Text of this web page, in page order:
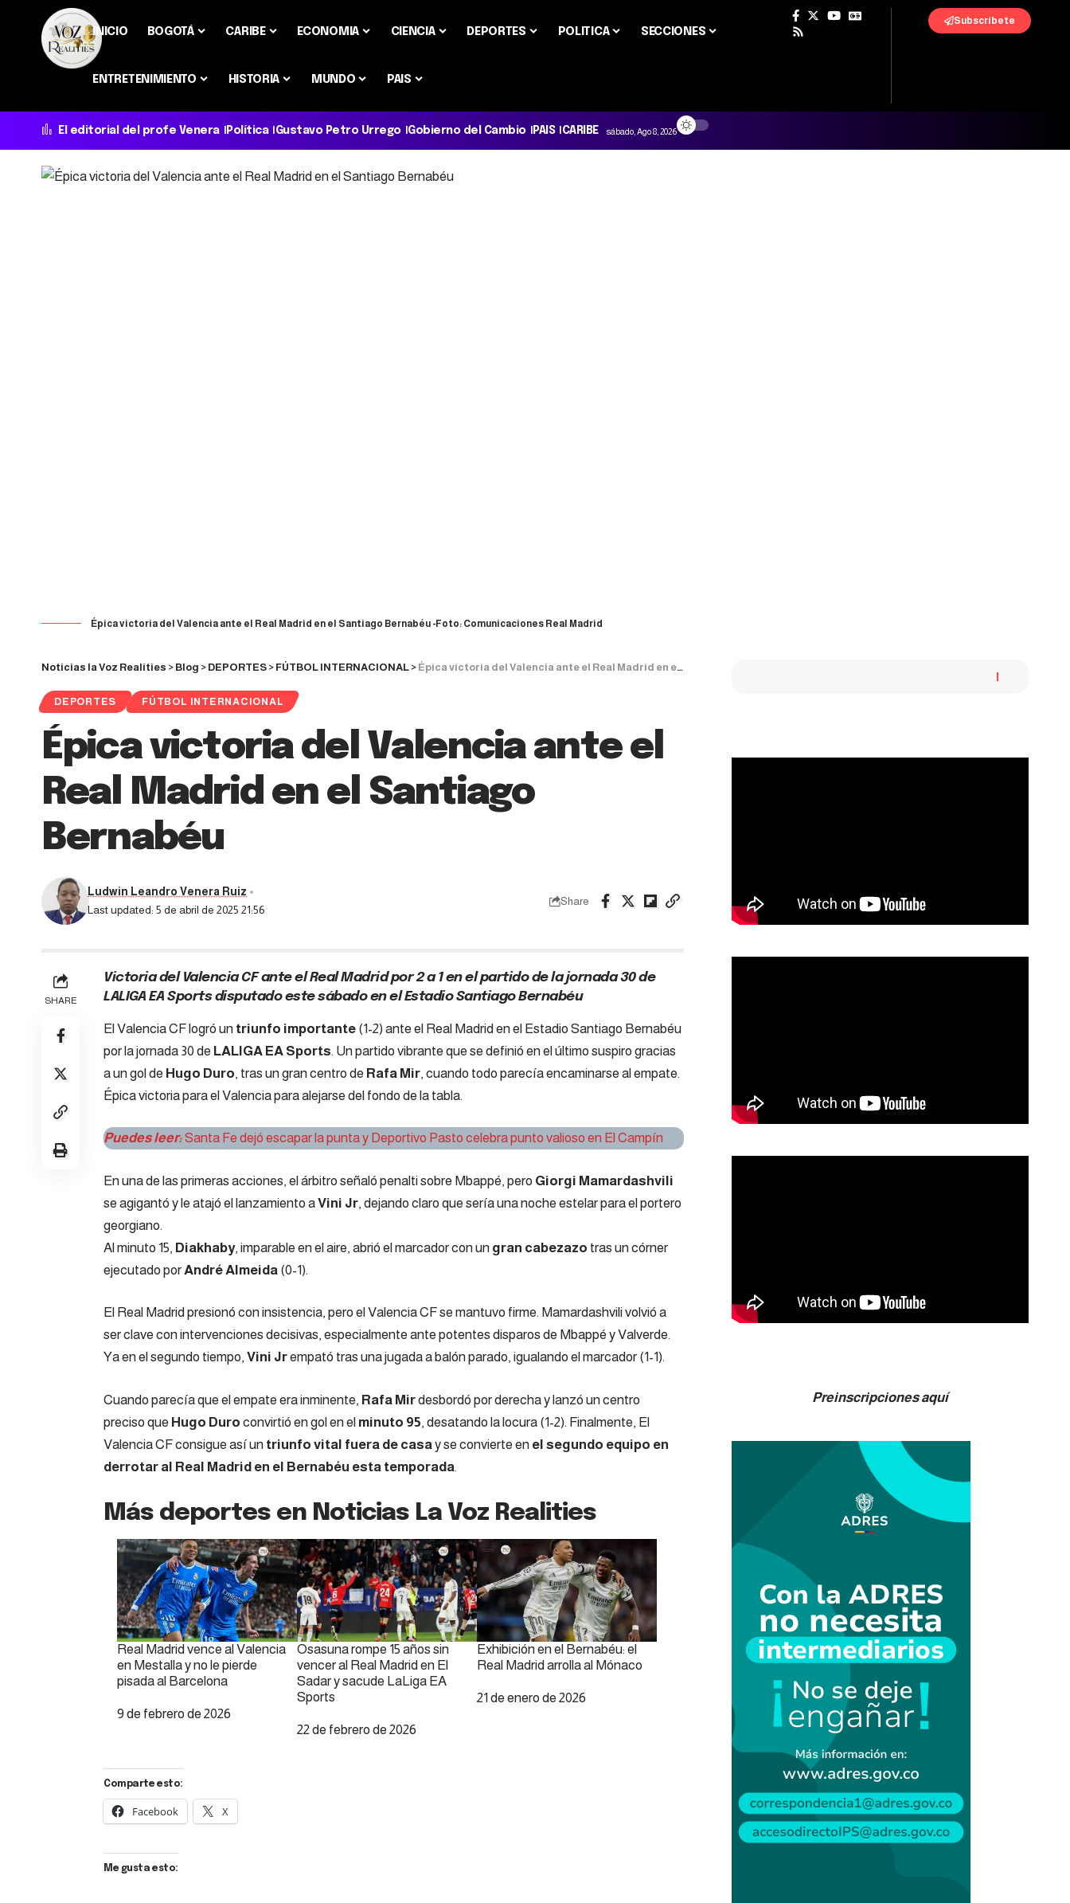
INICIO BOGOTÁ CARIBE ECONOMIA CIENCIA DEPORTES POLITICA SECCIONES
ENTRETENIMIENTO HISTORIA MUNDO PAIS
Subscribete
El editorial del profe Venera Política Gustavo Petro Urrego Gobierno del Cambio PAIS CARIBE sábado, Ago 8, 2026
Épica victoria del Valencia ante el Real Madrid en el Santiago Bernabéu -Foto: Comunicaciones Real Madrid
Noticias la Voz Realities > Blog > DEPORTES > FÚTBOL INTERNACIONAL > Épica victoria del Valencia ante el Real Madrid en el Santiago Bernabéu
DEPORTES FÚTBOL INTERNACIONAL
Épica victoria del Valencia ante el
Real Madrid en el Santiago
Bernabéu
Last updated: 5 de abril de 2025 21:56
Ludwin Leandro Venera Ruiz
Share
SHARE
Victoria del Valencia CF ante el Real Madrid por 2 a 1 en el partido de la jornada 30 de
LALIGA EA Sports disputado este sábado en el Estadio Santiago Bernabéu
El Valencia CF logró un triunfo importante (1-2) ante el Real Madrid en el Estadio Santiago Bernabéu
por la jornada 30 de LALIGA EA Sports. Un partido vibrante que se definió en el último suspiro gracias
a un gol de Hugo Duro, tras un gran centro de Rafa Mir, cuando todo parecía encaminarse al empate.
Épica victoria para el Valencia para alejarse del fondo de la tabla.
Puedes leer:Santa Fe dejó escapar la punta y Deportivo Pasto celebra punto valioso en El Campín
En una de las primeras acciones, el árbitro señaló penalti sobre Mbappé, pero Giorgi Mamardashvili
se agigantó y le atajó el lanzamiento aVini Jr, dejando claro que sería una noche estelar para el portero
georgiano.
Al minuto 15, Diakhaby, imparable en el aire, abrió el marcador con un gran cabezazo tras un córner
ejecutado por André Almeida (0-1).
El Real Madrid presionó con insistencia, pero el Valencia CF se mantuvo firme. Mamardashvili volvió a
ser clave con intervenciones decisivas, especialmente ante potentes disparos de Mbappé y Valverde.
Ya en el segundo tiempo, Vini Jrempató tras una jugada a balón parado, igualando el marcador (1-1).
Cuando parecía que el empate era inminente, Rafa Mirdesbordó por derecha y lanzó un centro
preciso que Hugo Duro convirtió en gol en el minuto 95, desatando la locura (1-2). Finalmente, El
ValenciaCFconsigue así un triunfo vital fuera de casa y se convierte en el segundo equipo en
derrotar al Real Madrid en el Bernabéu esta temporada.
Más deportes en Noticias La Voz Realities
Real Madrid vence al Valencia
en Mestalla y no le pierde
pisada al Barcelona
Fecha
9 de febrero de 2026
Osasuna rompe 15 años sin
vencer al Real Madrid en El
Sadar y sacude LaLiga EA
Sports
Fecha
22 de febrero de 2026
Exhibición en el Bernabéu: el
Real Madrid arrolla al Mónaco
Fecha
21 de enero de 2026
Comparte esto:
Facebook X
Me gusta esto:
Preinscripciones aquí